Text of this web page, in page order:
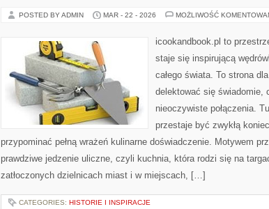
POSTED BY ADMIN MAR - 22 - 2026 MOŻLIWOŚĆ
icookandbook.pl to
staje się inspirującą
całego świata. To strona
delektować się świadomie,
nieoczywiste połączenia.
przestaje być zwykłą
przypominać pełną wrażeń kulinarne doświadczenie. Motywem
prawdziwe jedzenie uliczne, czyli kuchnia, która rodzi się na
zatłoczonych dzielnicach miast i w miejscach, […]
CATEGORIES: HISTORIE I INSPIRACJE